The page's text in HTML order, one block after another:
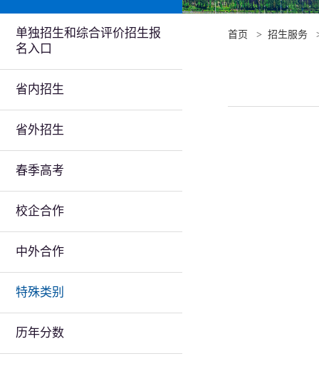
单独招生和综合评价招生报
名入口
省内招生
省外招生
春季高考
校企合作
中外合作
特殊类别
历年分数
首页 > 招生服务